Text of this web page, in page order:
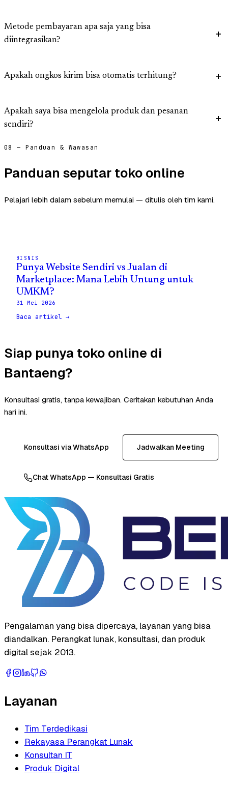
Metode pembayaran apa saja yang bisa
diintegrasikan?
Apakah ongkos kirim bisa otomatis terhitung?
Apakah saya bisa mengelola produk dan pesanan
sendiri?
08 — Panduan & Wawasan
Panduan seputar toko online
Pelajari lebih dalam sebelum memulai — ditulis oleh tim kami.
BISNIS
Punya Website Sendiri vs Jualan di
Marketplace: Mana Lebih Untung untuk
UMKM?
31 Mei 2026
Baca artikel →
Siap punya toko online di
Bantaeng?
Konsultasi gratis, tanpa kewajiban. Ceritakan kebutuhan Anda
hari ini.
Konsultasi via WhatsApp Jadwalkan Meeting
Chat WhatsApp — Konsultasi Gratis
Pengalaman yang bisa dipercaya, layanan yang bisa
diandalkan. Perangkat lunak, konsultasi, dan produk
digital sejak 2013.
Layanan
Tim Terdedikasi
Rekayasa Perangkat Lunak
Konsultan IT
Produk Digital